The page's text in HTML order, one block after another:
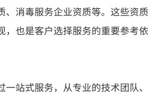
、消毒服务企业资质等。这些资质
，也是客户选择服务的重要参考依
一站式服务，从专业的技术团队、